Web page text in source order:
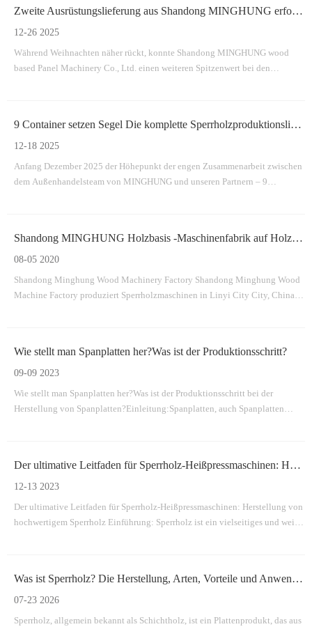
Zweite Ausrüstungslieferung aus Shandong MINGHUNG erfolgreich versendet
12-26 2025
Während Weihnachten näher rückt, konnte Shandong MINGHUNG wood
based Panel Machinery Co., Ltd. einen weiteren Spitzenwert bei den
9 Container setzen Segel Die komplette Sperrholzproduktionslinie von MINGHUNG wird erfolgreich abgefahren
12-18 2025
Anfang Dezember 2025 der Höhepunkt der engen Zusammenarbeit zwischen
dem Außenhandelsteam von MINGHUNG und unseren Partnern – 9
Shandong MINGHUNG Holzbasis -Maschinenfabrik auf Holzbasis
08-05 2020
Shandong Minghung Wood Machinery Factory Shandong Minghung Wood
Machine Factory produziert Sperrholzmaschinen in Linyi City City, China,
Wie stellt man Spanplatten her?Was ist der Produktionsschritt?
09-09 2023
Wie stellt man Spanplatten her?Was ist der Produktionsschritt bei der
Herstellung von Spanplatten?Einleitung:Spanplatten, auch Spanplatten
Der ultimative Leitfaden für Sperrholz-Heißpressmaschinen: Herstellung von hochwertigem Sperrholz
12-13 2023
Der ultimative Leitfaden für Sperrholz-Heißpressmaschinen: Herstellung von
hochwertigem Sperrholz Einführung: Sperrholz ist ein vielseitiges und weit
Was ist Sperrholz? Die Herstellung, Arten, Vorteile und Anwendungen von Sperrholz
07-23 2026
Sperrholz, allgemein bekannt als Schichtholz, ist ein Plattenprodukt, das aus